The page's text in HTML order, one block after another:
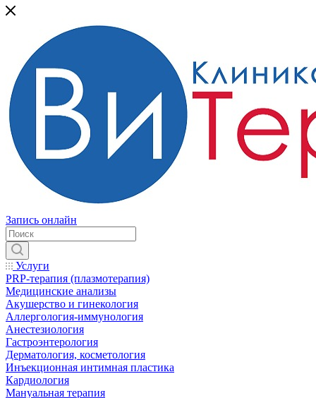
Запись онлайн
Услуги
PRP-терапия (плазмотерапия)
Медицинские анализы
Акушерство и гинекология
Аллергология-иммунология
Анестезиология
Гастроэнтерология
Дерматология, косметология
Инъекционная интимная пластика
Кардиология
Мануальная терапия